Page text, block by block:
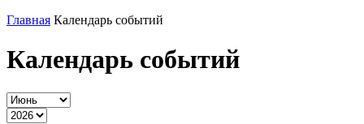
Главная Календарь событий
Календарь событий